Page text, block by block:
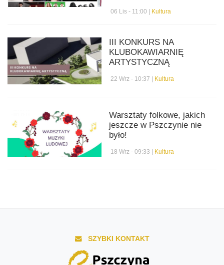
06 Lis - 11:00 | Kultura
III KONKURS NA
KLUBOKAWIARNIĘ
ARTYSTYCZNĄ
22 Wrz - 10:37 | Kultura
Warsztaty folkowe, jakich
jeszcze w Pszczynie nie
było!
18 Wrz - 09:33 | Kultura
SZYBKI KONTAKT